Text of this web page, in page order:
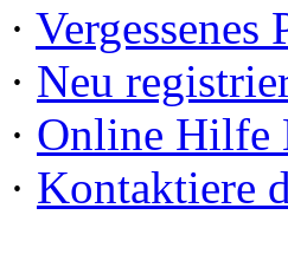
· Vergessenes
· Neu
· Online Hilfe
· Kontaktiere